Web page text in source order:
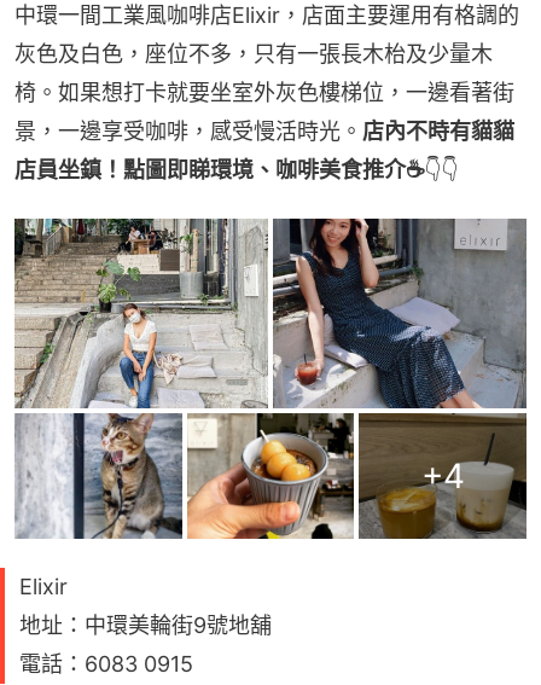
中環一間工業風咖啡店Elixir，店面主要運用有格調的
灰色及白色，座位不多，只有一張長木枱及少量木
椅。如果想打卡就要坐室外灰色樓梯位，一邊看著街
景，一邊享受咖啡，感受慢活時光。 店內不時有貓貓
店員坐鎮！點圖即睇環境、咖啡美食推介☕👇👇
+4
Elixir
地址：中環美輪街9號地舖
電話：6083 0915